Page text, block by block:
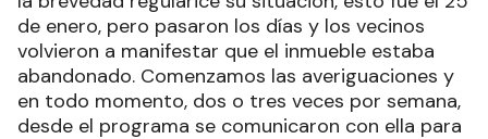
de enero, pero pasaron los días y los vecinos
volvieron a manifestar que el inmueble estaba
abandonado. Comenzamos las averiguaciones y
en todo momento, dos o tres veces por semana,
desde el programa se comunicaron con ella para